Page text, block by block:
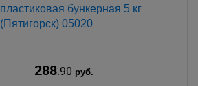
пластиковая бункерная 5 кг
(Пятигорск) 05020
288.90 руб.